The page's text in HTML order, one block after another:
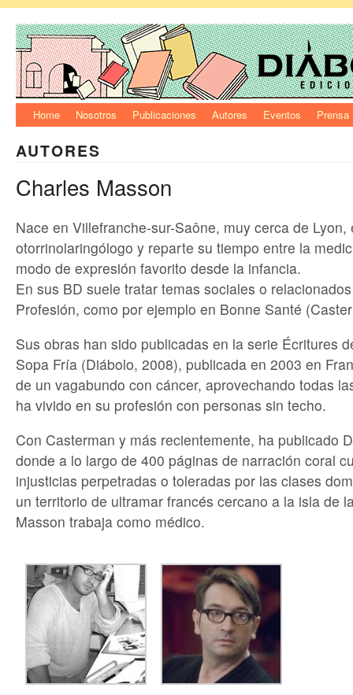
Home Nosotros Publicaciones Autores Eventos Prensa
AUTORES
Charles Masson
Nace en Villefranche-sur-Saône, muy cerca de Lyon,
otorrinolaringólogo y reparte su tiempo entre la
modo de expresión favorito desde la infancia.
En sus BD suele tratar temas sociales o
Profesión, como por ejemplo en Bonne Santé
Sus obras han sido publicadas en la serie Écritures
Sopa Fría (Diábolo, 2008), publicada en 2003 en
de un vagabundo con cáncer, aprovechando todas
ha vivido en su profesión con personas sin techo.
Con Casterman y más recientemente, ha publicado
donde a lo largo de 400 páginas de narración coral
injusticias perpetradas o toleradas por las clases
un territorio de ultramar francés cercano a la isla de
Masson trabaja como médico.